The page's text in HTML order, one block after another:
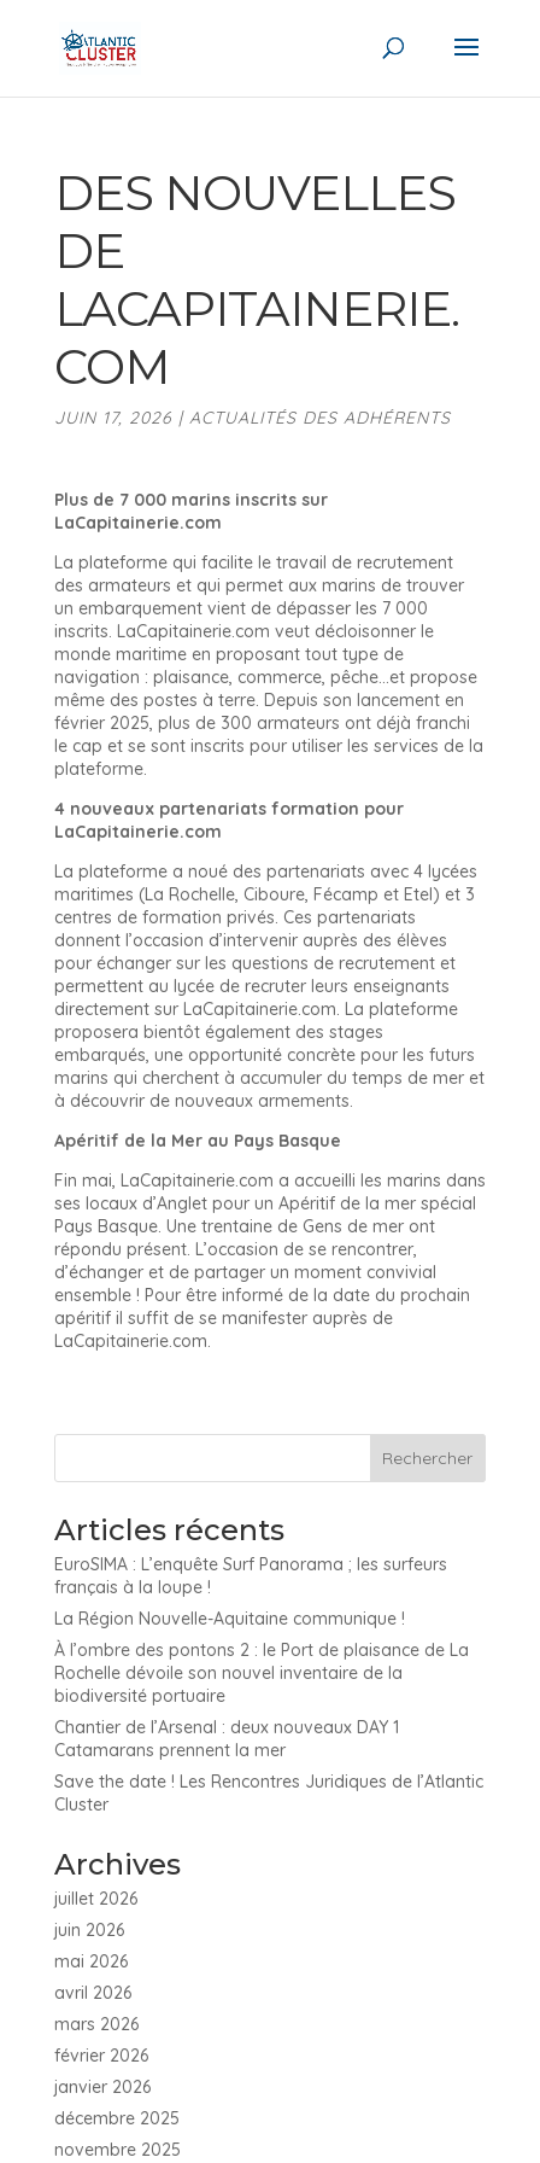
DES NOUVELLES
DE
LACAPITAINERIE.
COM
JUIN 17, 2026 | ACTUALITÉS DES ADHÉRENTS
Plus de 7 000 marins inscrits sur
LaCapitainerie.com
La plateforme qui facilite le travail de recrutement
des armateurs et qui permet aux marins de trouver
un embarquement vient de dépasser les 7 000
inscrits. LaCapitainerie.com veut décloisonner le
monde maritime en proposant tout type de
navigation : plaisance, commerce, pêche…et propose
même des postes à terre. Depuis son lancement en
février 2025, plus de 300 armateurs ont déjà franchi
le cap et se sont inscrits pour utiliser les services de la
plateforme.
4 nouveaux partenariats formation pour
LaCapitainerie.com
La plateforme a noué des partenariats avec 4 lycées
maritimes (La Rochelle, Ciboure, Fécamp et Etel) et 3
centres de formation privés. Ces partenariats
donnent l’occasion d’intervenir auprès des élèves
pour échanger sur les questions de recrutement et
permettent au lycée de recruter leurs enseignants
directement sur LaCapitainerie.com. La plateforme
proposera bientôt également des stages
embarqués, une opportunité concrète pour les futurs
marins qui cherchent à accumuler du temps de mer et
à découvrir de nouveaux armements.
Apéritif de la Mer au Pays Basque
Fin mai, LaCapitainerie.com a accueilli les marins dans
ses locaux d’Anglet pour un Apéritif de la mer spécial
Pays Basque. Une trentaine de Gens de mer ont
répondu présent. L’occasion de se rencontrer,
d’échanger et de partager un moment convivial
ensemble ! Pour être informé de la date du prochain
apéritif il suffit de se manifester auprès de
LaCapitainerie.com.
Articles récents
EuroSIMA : L’enquête Surf Panorama ; les surfeurs
français à la loupe !
La Région Nouvelle-Aquitaine communique !
À l’ombre des pontons 2 : le Port de plaisance de La
Rochelle dévoile son nouvel inventaire de la
biodiversité portuaire
Chantier de l’Arsenal : deux nouveaux DAY 1
Catamarans prennent la mer
Save the date ! Les Rencontres Juridiques de l’Atlantic
Cluster
Archives
juillet 2026
juin 2026
mai 2026
avril 2026
mars 2026
février 2026
janvier 2026
décembre 2025
novembre 2025